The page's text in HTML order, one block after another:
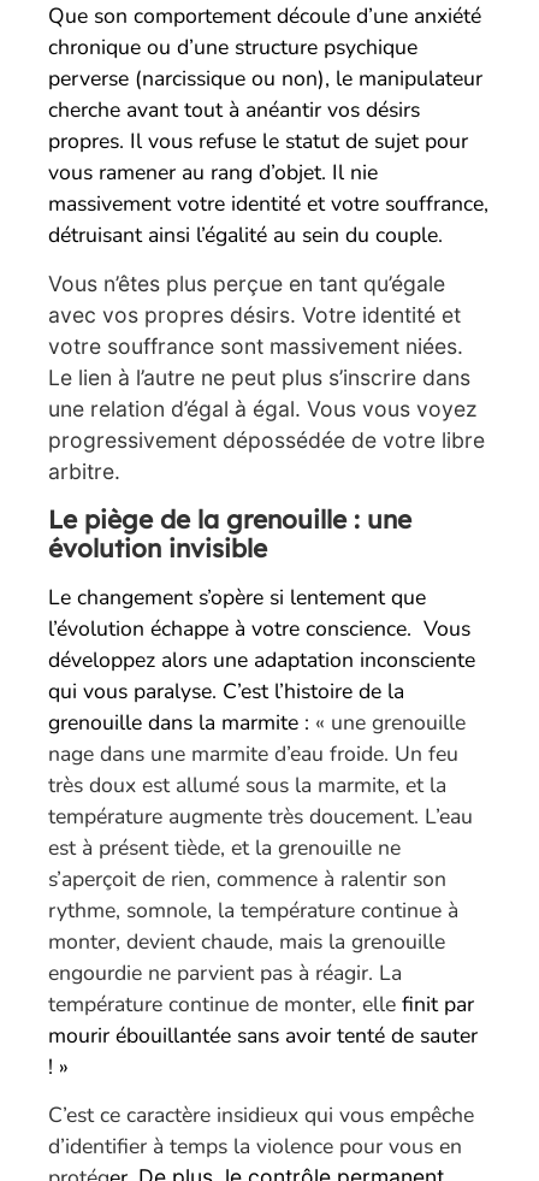
Que son comportement découle d’une anxiété
chronique ou d’une structure psychique
perverse (narcissique ou non), le manipulateur
cherche avant tout à anéantir vos désirs
propres. Il vous refuse le statut de sujet pour
vous ramener au rang d’objet. Il nie
massivement votre identité et votre souffrance,
détruisant ainsi l’égalité au sein du couple.
Vous n’êtes plus perçue en tant qu’égale
avec vos propres désirs. Votre identité et
votre souffrance sont massivement niées.
Le lien à l’autre ne peut plus s’inscrire dans
une relation d’égal à égal. Vous vous voyez
progressivement dépossédée de votre libre
arbitre.
Le piège de la grenouille : une
évolution invisible
Le changement s’opère si lentement que
l’évolution échappe à votre conscience. Vous
développez alors une adaptation inconsciente
qui vous paralyse. C’est l’histoire de la
grenouille dans la marmite : « une grenouille
nage dans une marmite d’eau froide. Un feu
très doux est allumé sous la marmite, et la
température augmente très doucement. L’eau
est à présent tiède, et la grenouille ne
s’aperçoit de rien, commence à ralentir son
rythme, somnole, la température continue à
monter, devient chaude, mais la grenouille
engourdie ne parvient pas à réagir. La
température continue de monter, elle finit par
mourir ébouillantée sans avoir tenté de sauter
! »
C’est ce caractère insidieux qui vous empêche
d’identifier à temps la violence pour vous en